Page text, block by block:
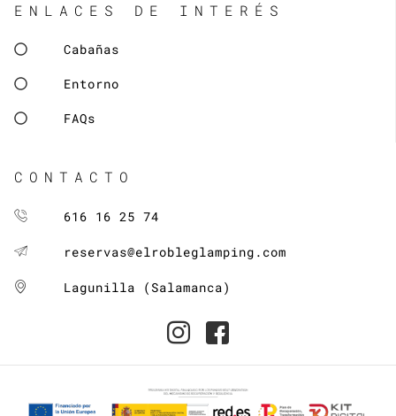
ENLACES DE INTERÉS
Cabañas
Entorno
FAQs
CONTACTO
616 16 25 74
reservas@elrobleglamping.com
Lagunilla (Salamanca)